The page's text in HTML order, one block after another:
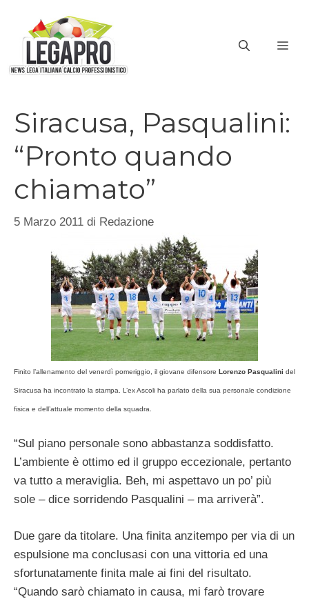
contenuto
Siracusa, Pasqualini:
“Pronto quando
chiamato”
5 Marzo 2011 di Redazione
Finito l’allenamento del venerdì pomeriggio, il giovane difensore Lorenzo Pasqualini del
Siracusa ha incontrato la stampa. L’ex Ascoli ha parlato della sua personale condizione
fisica e dell’attuale momento della squadra.
“Sul piano personale sono abbastanza soddisfatto.
L’ambiente è ottimo ed il gruppo eccezionale, pertanto
va tutto a meraviglia. Beh, mi aspettavo un po’ più
sole – dice sorridendo Pasqualini – ma arriverà”.
Due gare da titolare. Una finita anzitempo per via di un
espulsione ma conclusasi con una vittoria ed una
sfortunatamente finita male ai fini del risultato.
“Quando sarò chiamato in causa, mi farò trovare